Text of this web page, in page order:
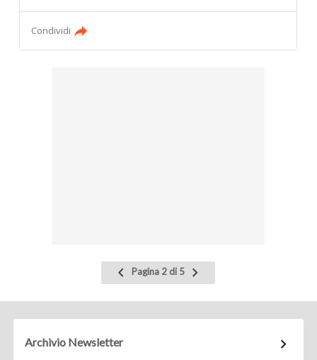
Condividi
Pagina
precedente
Pagina 2 di 5
Pagina
successiva
Archivio Newsletter